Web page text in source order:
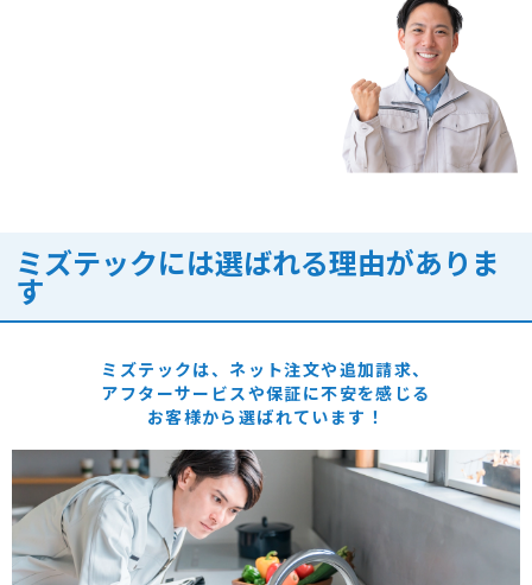
ミズテックには選ばれる理由がありま
す
ミズテックは、ネット注文や追加請求、
アフターサービスや保証に不安を感じる
お客様から選ばれています！